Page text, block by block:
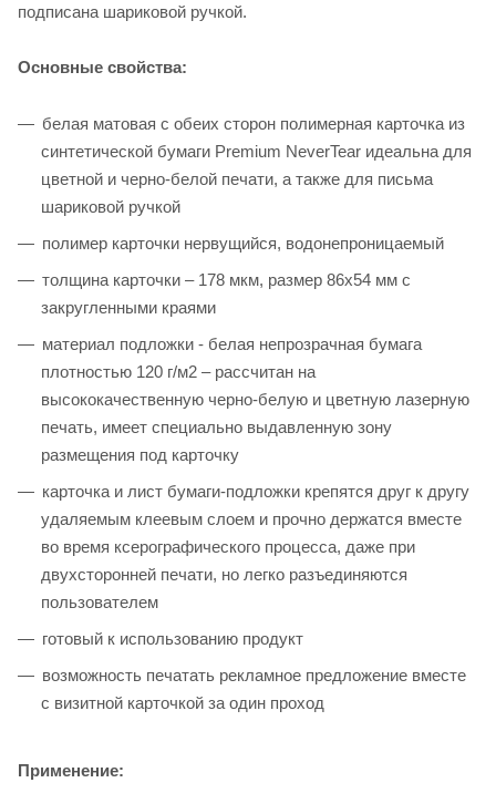
подписана шариковой ручкой.
Основные свойства:
белая матовая с обеих сторон полимерная карточка из
синтетической бумаги Premium NeverTear идеальна для
цветной и черно-белой печати, а также для письма
шариковой ручкой
полимер карточки нервущийся, водонепроницаемый
толщина карточки – 178 мкм, размер 86х54 мм с
закругленными краями
материал подложки - белая непрозрачная бумага
плотностью 120 г/м2 – рассчитан на
высококачественную черно-белую и цветную лазерную
печать, имеет специально выдавленную зону
размещения под карточку
карточка и лист бумаги-подложки крепятся друг к другу
удаляемым клеевым слоем и прочно держатся вместе
во время ксерографического процесса, даже при
двухсторонней печати, но легко разъединяются
пользователем
готовый к использованию продукт
возможность печатать рекламное предложение вместе
с визитной карточкой за один проход
Применение: